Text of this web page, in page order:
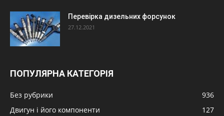
Перевірка дизельних форсунок
27.12.2021
ПОПУЛЯРНА КАТЕГОРІЯ
Без рубрики
936
Двигун і його компоненти
127